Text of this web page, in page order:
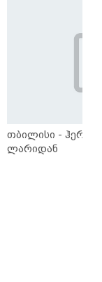
თბილისი -
ლარიდან